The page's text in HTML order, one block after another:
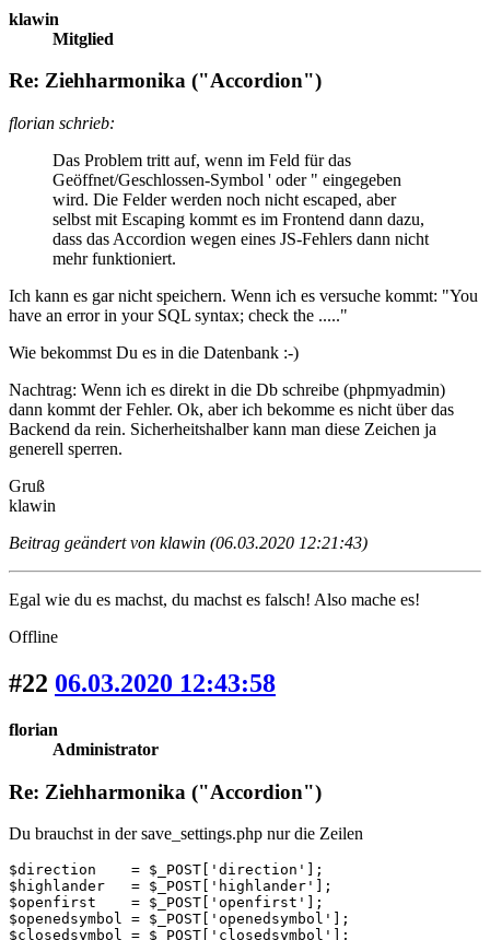
klawin
Mitglied
Re: Ziehharmonika ("Accordion")
florian schrieb:
Das Problem tritt auf, wenn im Feld für das
Geöffnet/Geschlossen-Symbol ' oder " eingegeben
wird. Die Felder werden noch nicht escaped, aber
selbst mit Escaping kommt es im Frontend dann dazu,
dass das Accordion wegen eines JS-Fehlers dann nicht
mehr funktioniert.
Ich kann es gar nicht speichern. Wenn ich es versuche kommt: "You
have an error in your SQL syntax; check the ....."
Wie bekommst Du es in die Datenbank :-)
Nachtrag: Wenn ich es direkt in die Db schreibe (phpmyadmin)
dann kommt der Fehler. Ok, aber ich bekomme es nicht über das
Backend da rein. Sicherheitshalber kann man diese Zeichen ja
generell sperren.
Gruß
klawin
Beitrag geändert von klawin (06.03.2020 12:21:43)
Egal wie du es machst, du machst es falsch! Also mache es!
Offline
#22 06.03.2020 12:43:58
florian
Administrator
Re: Ziehharmonika ("Accordion")
Du brauchst in der save_settings.php nur die Zeilen
$direction    = $_POST['direction'];
$highlander   = $_POST['highlander'];
$openfirst    = $_POST['openfirst'];
$openedsymbol = $_POST['openedsymbol'];
$closedsymbol = $_POST['closedsymbol'];